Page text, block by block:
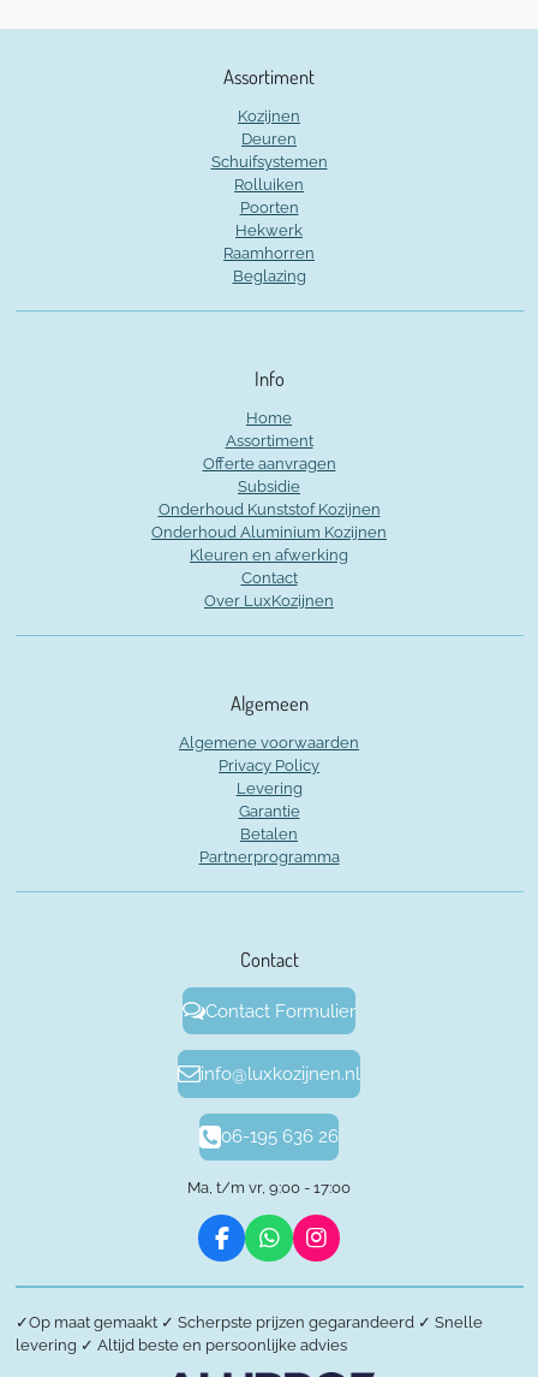
Assortiment
Kozijnen
Deuren
Schuifsystemen
Rolluiken
Poorten
Hekwerk
Raamhorren
Beglazing
Info
Home
Assortiment
Offerte aanvragen
Subsidie
Onderhoud Kunststof Kozijnen
Onderhoud Aluminium Kozijnen
Kleuren en afwerking
Contact
Over LuxKozijnen
Algemeen
Algemene voorwaarden
Privacy Policy
Levering
Garantie
Betalen
Partnerprogramma
Contact
Contact Formulier
info@luxkozijnen.nl
06-195 636 26
Ma, t/m vr, 9:00 - 17:00
F
a
c
b
o
W
h
a
t
s
A
I
n
s
a
g
✓Op maat gemaakt ✓ Scherpste prijzen gegarandeerd ✓ Snelle
levering ✓ Altijd beste en persoonlijke advies